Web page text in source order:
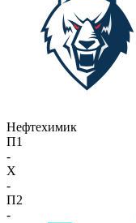
Нефтехимик
П1
-
X
-
П2
-